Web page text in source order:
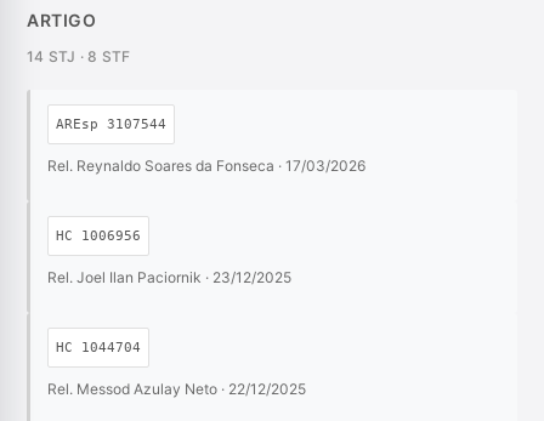
ARTIGO
14 STJ · 8 STF
AREsp 3107544
Rel. Reynaldo Soares da Fonseca · 17/03/2026
HC 1006956
Rel. Joel Ilan Paciornik · 23/12/2025
HC 1044704
Rel. Messod Azulay Neto · 22/12/2025